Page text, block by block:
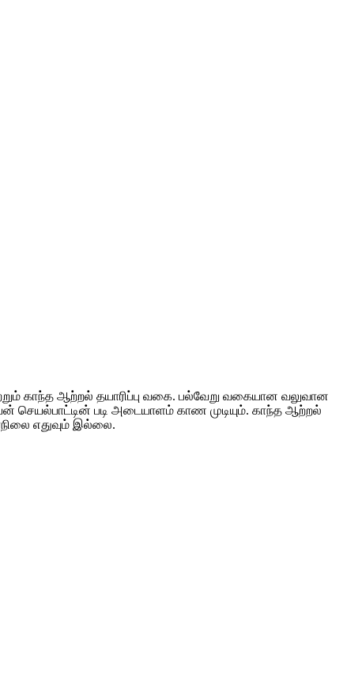
காந்த ஆற்றல் தயாரிப்பு வகை. பல்வேறு வகையான வலுவான
படி அடையாளம் காண முடியும். காந்த ஆற்றல்
எதுவும் இல்லை.